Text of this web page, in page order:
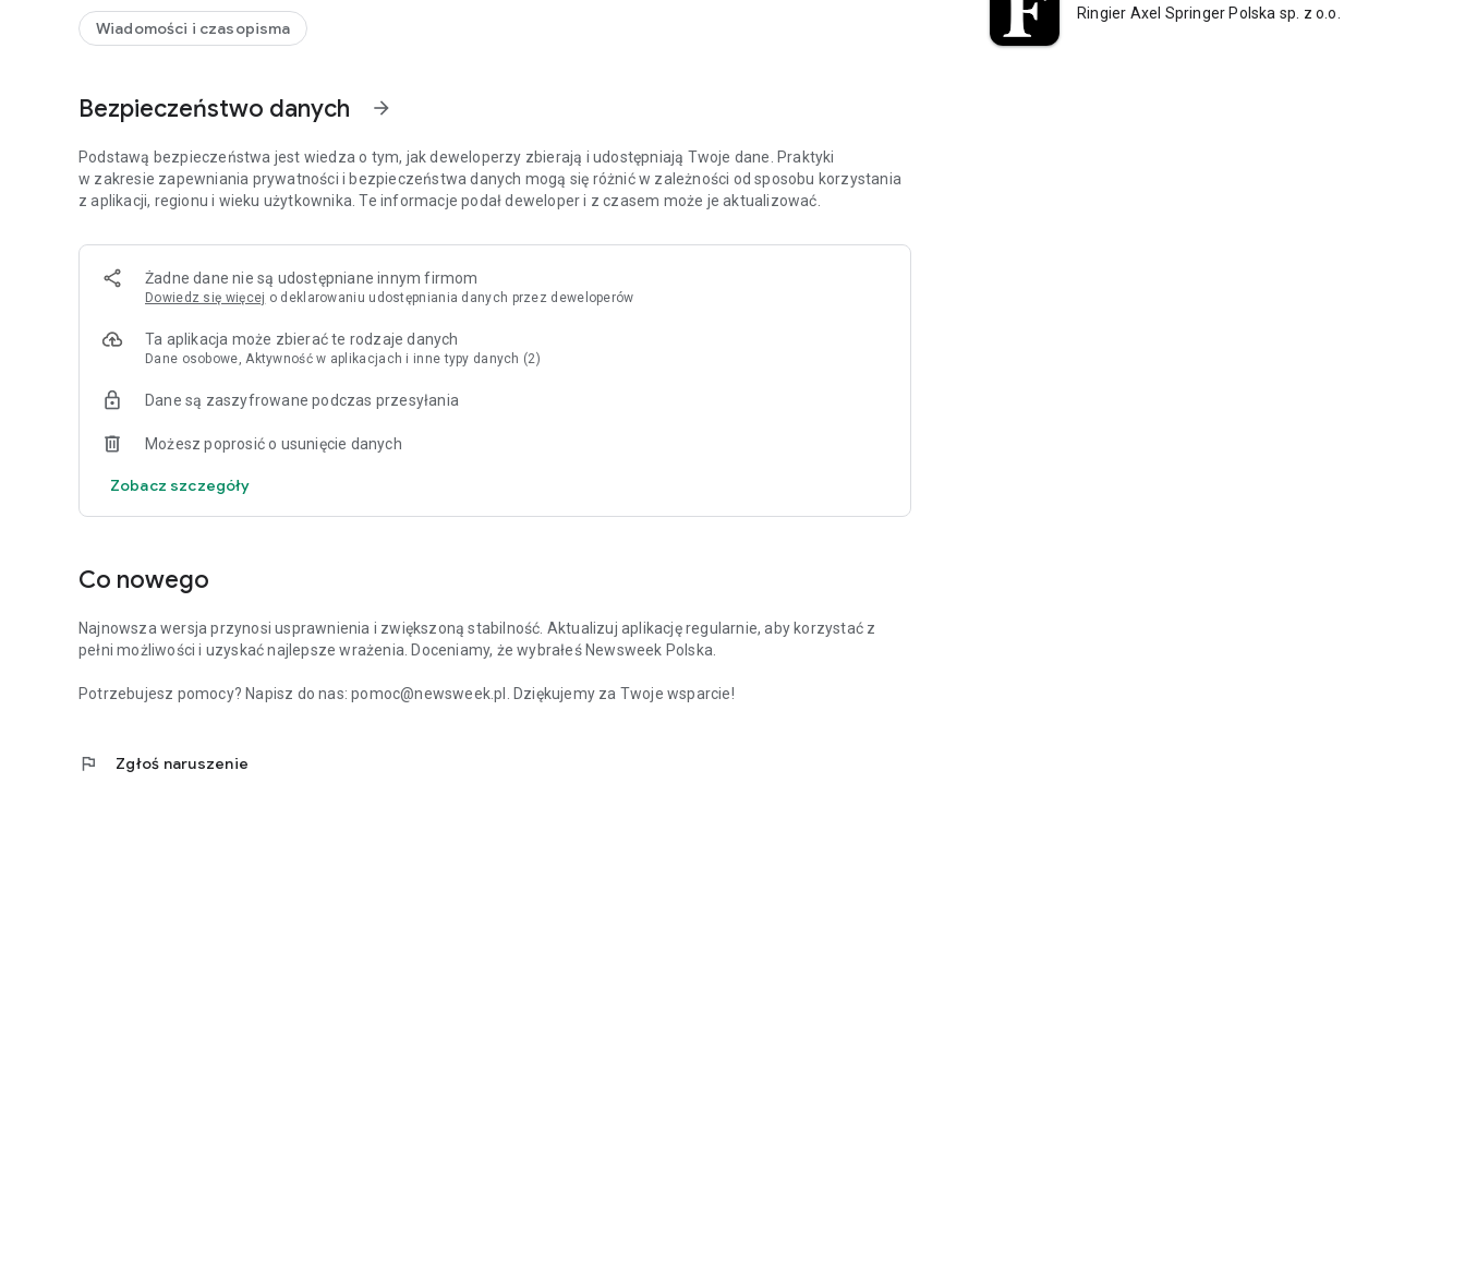
Meller.
wydań specjalnych.
Więcej szczegółów dotyczących subskrypcji, politykę prywatności oraz zasady użytkowania aplikacji znajdziesz na
stronie: https://premium.onet.pl/regulamin
Wiadomości i czasopisma
Bezpieczeństwo danych arrow_forward
Podstawą bezpieczeństwa jest wiedza o tym, jak deweloperzy zbierają i udostępniają Twoje dane. Praktyki
w zakresie zapewniania prywatności i bezpieczeństwa danych mogą się różnić w zależności od sposobu korzystania
z aplikacji, regionu i wieku użytkownika. Te informacje podał deweloper i z czasem może je aktualizować.
Żadne dane nie są udostępniane innym firmom
Dowiedz się więcej o deklarowaniu udostępniania danych przez deweloperów
Ta aplikacja może zbierać te rodzaje danych
Dane osobowe, Aktywność w aplikacjach i inne typy danych (2)
Dane są zaszyfrowane podczas przesyłania
Możesz poprosić o usunięcie danych
Zobacz szczegóły
Co nowego
Najnowsza wersja przynosi usprawnienia i zwiększoną stabilność. Aktualizuj aplikację regularnie, aby korzystać z
pełni możliwości i uzyskać najlepsze wrażenia. Doceniamy, że wybrałeś Newsweek Polska.
Potrzebujesz pomocy? Napisz do nas: pomoc@newsweek.pl. Dziękujemy za Twoje wsparcie!
flag Zgłoś naruszenie
Ringier Axel Springer Polska sp. z o.o.